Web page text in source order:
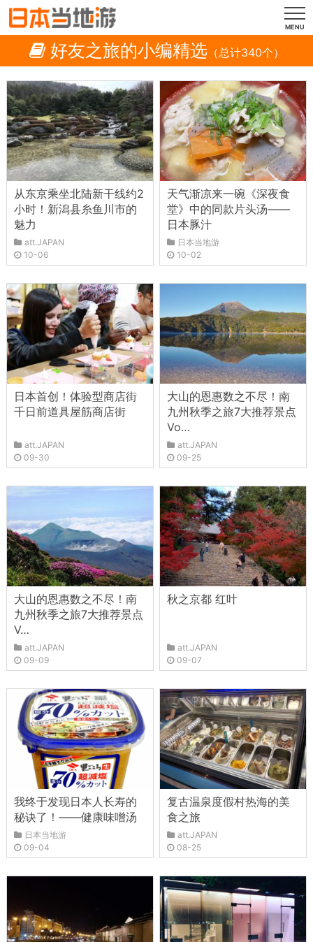
MENU
好友之旅的小编精选（总计340个）
从东京乘坐北陆新干线约2
小时！新潟县糸鱼川市的
魅力
att.JAPAN
10-06
天气渐凉来一碗《深夜食
堂》中的同款片头汤——
日本豚汁
日本当地游
10-02
日本首创！体验型商店街
千日前道具屋筋商店街
att.JAPAN
09-30
大山的恩惠数之不尽！南
九州秋季之旅7大推荐景点
Vo…
att.JAPAN
09-25
大山的恩惠数之不尽！南
九州秋季之旅7大推荐景点
V…
att.JAPAN
09-09
秋之京都 红叶
att.JAPAN
09-07
我终于发现日本人长寿的
秘诀了！——健康味噌汤
日本当地游
09-04
复古温泉度假村热海的美
食之旅
att.JAPAN
08-25